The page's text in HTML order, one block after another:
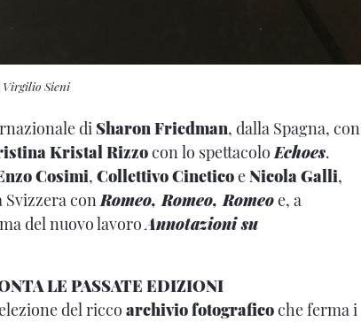
Virgilio Sieni
di Sharon Friedman, dalla Spagna, con
Kristal Rizzocon lo spettacoloEchoes.
Cosimi, Collettivo CineticoeNicola Galli,
Svizzera conRomeo, Romeo, Romeoe, a
del nuovo lavoroAnnotazioni su
LE PASSATE EDIZIONI
del ricco archivio fotograficoche ferma i